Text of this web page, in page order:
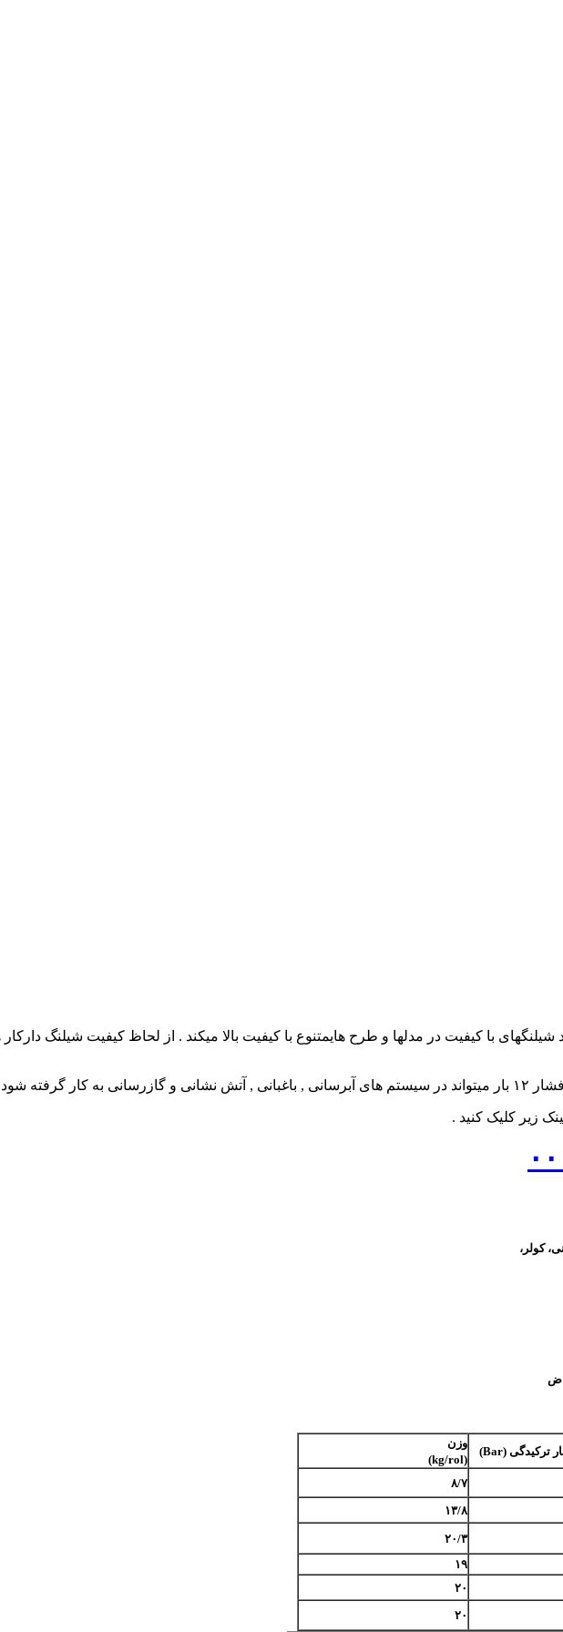
شیلنگهای با کیفیت در مدلها و طرح هایمتنوع با کیفیت بالا میکند . از لحاظ کیفیت شیلنگ
زیر کلیک کنید .
باغبانی، کولر،
ترکیدگی (Bar
)
وزن
(
kg/rol
)
۸/۷
۱۳/۸
۲۰/۳
۱۹
۲۰
۲۰